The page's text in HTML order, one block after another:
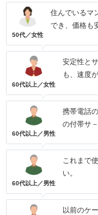
50代／女性
住んでいるマ
でき、価格も
60代以上／女性
安定性と
も、速度
60代以上／男性
携帯電話
の付帯サ
60代以上／男性
これまで
い。
以前のケ